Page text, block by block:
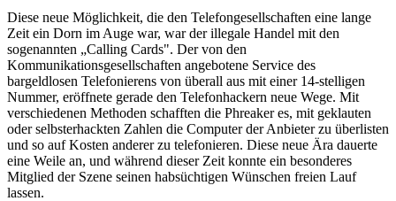
Diese neue Möglichkeit, die den Telefongesellschaften eine lange
Zeit ein Dorn im Auge war, war der illegale Handel mit den
sogenannten „Calling Cards". Der von den
Kommunikationsgesellschaften angebotene Service des
bargeldlosen Telefonierens von überall aus mit einer 14-stelligen
Nummer, eröffnete gerade den Telefonhackern neue Wege. Mit
verschiedenen Methoden schafften die Phreaker es, mit geklauten
oder selbsterhackten Zahlen die Computer der Anbieter zu überlisten
und so auf Kosten anderer zu telefonieren. Diese neue Ära dauerte
eine Weile an, und während dieser Zeit konnte ein besonderes
Mitglied der Szene seinen habsüchtigen Wünschen freien Lauf
lassen.